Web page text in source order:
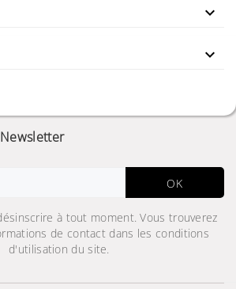


OK
à tout moment. Vous trouverez
de contact dans les conditions
d'utilisation du site.